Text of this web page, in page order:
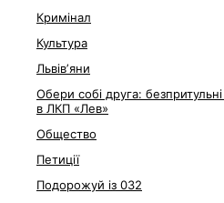
Кримінал
Культура
Львівʼяни
Обери собі друга:
в ЛКП «Лев»
Общество
Петиції
Подорожуй із 032